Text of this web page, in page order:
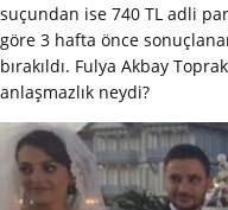
suçundan ise 740 TL adli
göre 3 hafta önce
bırakıldı. Fulya Akbay
anlaşmazlık neydi?